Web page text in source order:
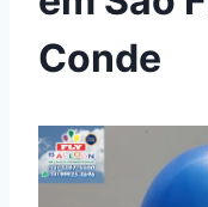
Conde